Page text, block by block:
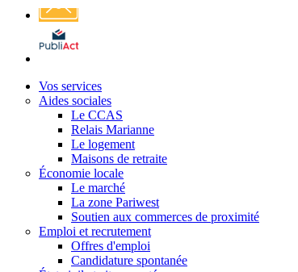
Affichage
légal
Vos services
Aides sociales
Le CCAS
Relais Marianne
Le logement
Maisons de retraite
Économie locale
Le marché
La zone Pariwest
Soutien aux commerces de proximité
Emploi et recrutement
Offres d'emploi
Candidature spontanée